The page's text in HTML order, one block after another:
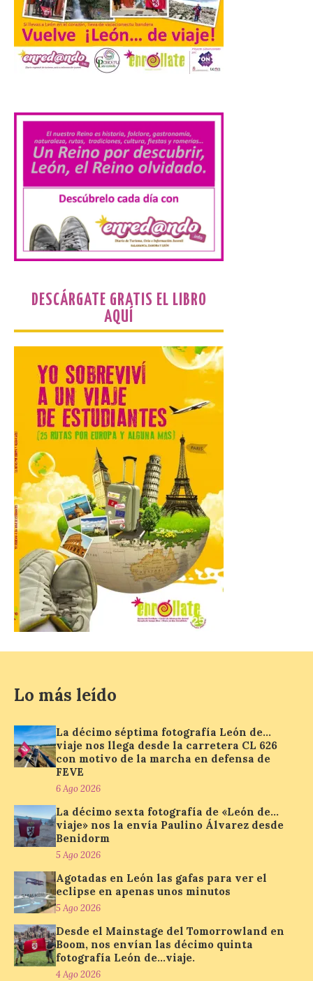
El Mercado Medieval abre
sus puertas en La Bañeza
con más de 60 puestos y
6 Ago 2026
La programación
calendario de actividades
de animación dirigidas a
todos los públicos. La
Bañeza inauguró en la tarde de este
martes 4 de agosto una nueva edición de
su tradicional Mercado Medieval, que
hasta el próximo 6 […]
Un viaje a la Antigüedad:
el Museo del Prado
propone un recorrido por
obras de su Colección de
inspiración clásica
6 Ago 2026
Al hilo del estreno de La
Odisea de Christopher
Nolan. La pieza de vídeo
reúne una selección de
obras relacionadas con la
Antigüedad clásica, la mitología y los
viajes, que se suceden al ritmo de un
evocador tema de La […]
Patrimonio Nacional
cancela la temporada de
fuentes de La Granja ante
la escasez de agua
Esta medida afecta a los
espectáculos nocturnos
Diana previstos para los
días 8, 15 y 22 de agosto,
así como al encendido extraordinario del
día 25. La reserva de agua en el estanque
«El Mar», […]
El Descenso Internacional
del Sella arranca con el
homenaje a los campeones
y el izado de las banderas
autonómicas
6 Ago 2026
La 88.ª edición del
Descenso Internacional
del Sella reunirá este año a
DESCÁRGATE GRATIS EL LIBRO
AQUÍ
Lo más leído
La décimo séptima fotografía León de…
viaje nos llega desde la carretera CL 626
con motivo de la marcha en defensa de
FEVE
6 Ago 2026
La décimo sexta fotografía de «León de…
viaje» nos la envía Paulino Álvarez desde
Benidorm
5 Ago 2026
Agotadas en León las gafas para ver el
eclipse en apenas unos minutos
5 Ago 2026
Desde el Mainstage del Tomorrowland en
Boom, nos envían las décimo quinta
fotografía León de…viaje.
4 Ago 2026